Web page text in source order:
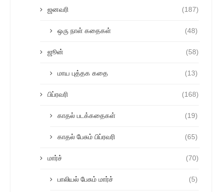
ஜனவரி (187)
ஒரு நாள் கதைகள் (48)
ஜூன் (58)
மாய புத்தக கதை (13)
பிப்ரவரி (168)
காதல் படக்கதைகள் (19)
காதல் பேசும் பிப்ரவரி (65)
மார்ச் (70)
பாலியல் பேசும் மார்ச் (5)